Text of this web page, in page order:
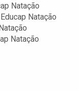
Natação
Natação
Natação